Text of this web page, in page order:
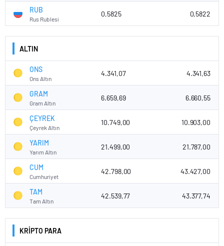
RUB
Rus Rublesi
0,5825 0,5822
ALTIN
ONS
Ons Altın
4.341,07 4.341,63
GRAM
Gram Altın
6.659,69 6.660,55
ÇEYREK
Çeyrek Altın
10.749,00 10.903,00
YARIM
Yarım Altın
21.499,00 21.787,00
CUM
Cumhuriyet
42.798,00 43.427,00
TAM
Tam Altın
42.539,77 43.377,74
KRİPTO PARA